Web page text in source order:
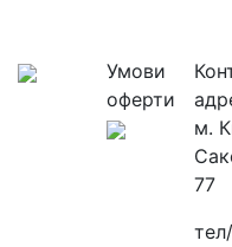
Умови
оферти
м.
77